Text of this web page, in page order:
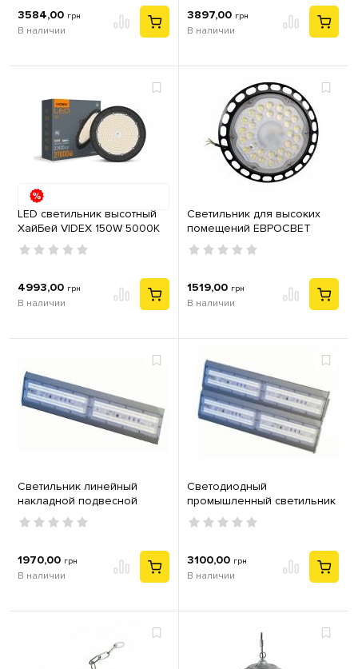
3584,00 грн
В наличии
3897,00 грн
В наличии
LED светильник высотный
ХайБей VIDEX 150W 5000K
27000Lm Черный
4993,00 грн
В наличии
Светильник для высоких
помещений ЕВРОСВЕТ
100W HIGH-BAY IP65 6400K
1519,00 грн
В наличии
Светильник линейный
накладной подвесной
Velmax V-LHB led
промышленный 100W
545х118х78мм серый
1970,00 грн
В наличии
Светодиодный
промышленный светильник
200W 6200K IP65 Velmax V-
LHB-2006
3100,00 грн
В наличии